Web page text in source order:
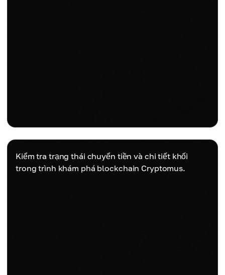
Kiểm tra trạng thái chuyển tiền và chi tiết khối
trong trình khám phá blockchain Cryptomus.